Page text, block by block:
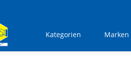
Kategorien Marken